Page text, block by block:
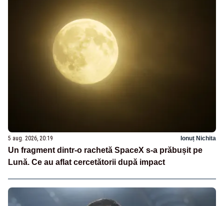
5 aug. 2026, 20:19 Ionuț Nichita
Un fragment dintr-o rachetă SpaceX s-a prăbușit pe
Lună. Ce au aflat cercetătorii după impact